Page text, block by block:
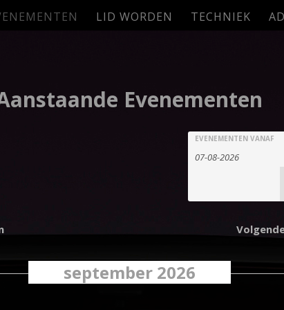
LID WORDEN TECHNIEK
Evenementen
en
navigatie
Evenementen
EVENEMENTEN VANAF
september 2026